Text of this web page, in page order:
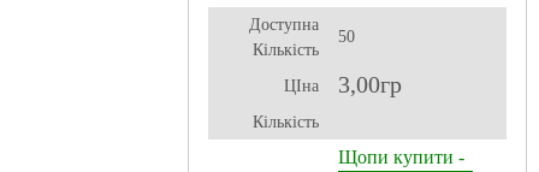
Доступна
Кількість
50
ЦІна 3,00гр
Кількість
Щопи купити -